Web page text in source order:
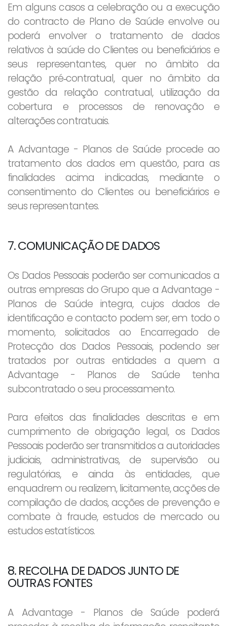
Em alguns casos a celebração ou a execução
do contracto de Plano de Saúde envolve ou
poderá envolver o tratamento de dados
relativos à saúde do Clientes ou beneficiários e
seus representantes, quer no âmbito da
relação pré‐contratual, quer no âmbito da
gestão da relação contratual, utilização da
cobertura e processos de renovação e
alterações contratuais.
A Advantage - Planos de Saúde procede ao
tratamento dos dados em questão, para as
finalidades acima indicadas, mediante o
consentimento do Clientes ou beneficiários e
seus representantes.
7. COMUNICAÇÃO DE DADOS
Os Dados Pessoais poderão ser comunicados a
outras empresas do Grupo que a Advantage -
Planos de Saúde integra, cujos dados de
identificação e contacto podem ser, em todo o
momento, solicitados ao Encarregado de
Protecção dos Dados Pessoais, podendo ser
tratados por outras entidades a quem a
Advantage - Planos de Saúde tenha
subcontratado o seu processamento.
Para efeitos das finalidades descritas e em
cumprimento de obrigação legal, os Dados
Pessoais poderão ser transmitidos a autoridades
judiciais, administrativas, de supervisão ou
regulatórias, e ainda às entidades, que
enquadrem ou realizem, licitamente, acções de
compilação de dados, acções de prevenção e
combate à fraude, estudos de mercado ou
estudos estatísticos.
8. RECOLHA DE DADOS JUNTO DE
OUTRAS FONTES
A Advantage - Planos de Saúde poderá